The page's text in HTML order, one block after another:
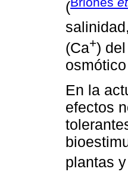
(
(Ca+)
En la
efectos
plantas